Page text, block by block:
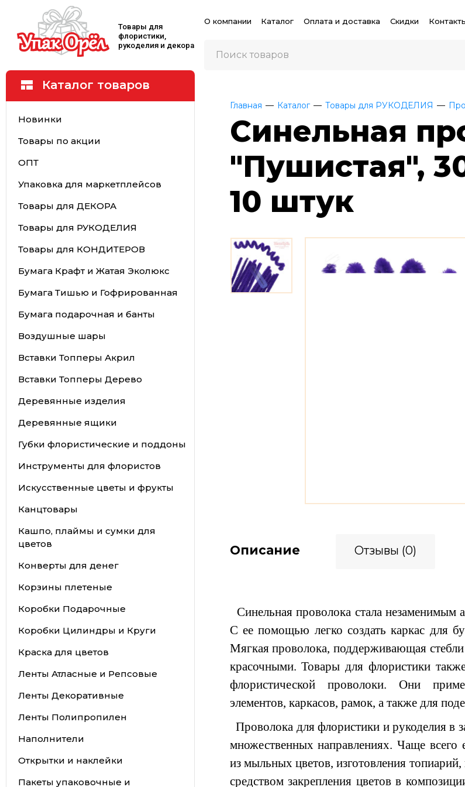
Товары для
флористики,
рукоделия и декора
О компании Каталог Оплата и доставка Скидки
Каталог товаров
Новинки
Товары по акции
ОПТ
Упаковка для маркетплейсов
Товары для ДЕКОРА
Товары для РУКОДЕЛИЯ
Товары для КОНДИТЕРОВ
Бумага Крафт и Жатая Эколюкс
Бумага Тишью и Гофрированная
Бумага подарочная и банты
Воздушные шары
Вставки Топперы Акрил
Вставки Топперы Дерево
Деревянные изделия
Деревянные ящики
Губки флористические и поддоны
Инструменты для флористов
Искусственные цветы и фрукты
Канцтовары
Кашпо, плаймы и сумки для
цветов
Конверты для денег
Корзины плетеные
Коробки Подарочные
Коробки Цилиндры и Круги
Краска для цветов
Ленты Атласные и Репсовые
Ленты Декоративные
Ленты Полипропилен
Наполнители
Открытки и наклейки
Пакеты упаковочные и
Главная Каталог Товары для РУКОДЕЛИЯ
Синельная
"Пушистая",
10 штук
Описание Отзывы (0)
Синельная проволока стала незаменимым
С ее помощью легко создать каркас для
Мягкая проволока, поддерживающая
красочными. Товары для флористики
флористической проволоки. Они
элементов, каркасов, рамок, а также для
Проволока для флористики и рукоделия в
множественных направлениях. Чаще всего
из мыльных цветов, изготовления
средством закрепления цветов в